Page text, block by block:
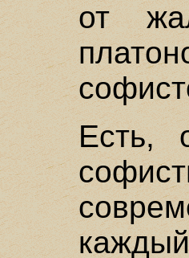
от
Есть,